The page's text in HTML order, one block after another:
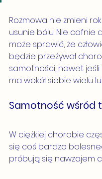
Rozmowa nie zmieni
usunie bólu. Nie cofnie
może sprawić, że
będzie przeżywał
samotności, nawet
ma wokół siebie wielu
Samotność wśród
W ciężkiej chorobie
się coś bardzo
próbują się nawzajem